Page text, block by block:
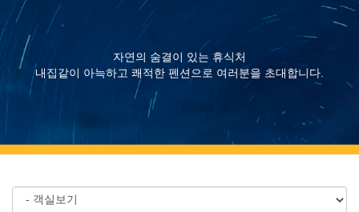
자연의 숨결이 있는 휴식처
내집같이 아늑하고 쾌적한 펜션으로 여러분을 초대합니다.